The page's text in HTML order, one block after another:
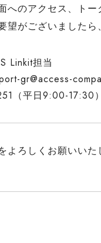
へのアクセス、トー
望がございました
Linkit担当
gr@access-
（平日9:00-17:30）
よろしくお願いいた